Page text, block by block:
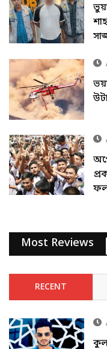
Most Reviews
RECENT